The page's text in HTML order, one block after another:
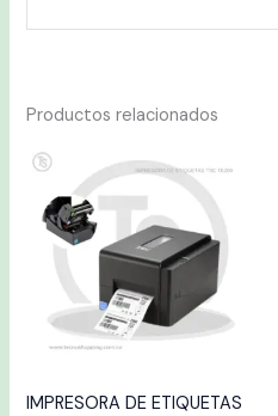
Productos relacionados
IMPRESORA DE ETIQUETAS